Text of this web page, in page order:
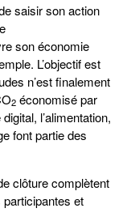
saisir son action
son économie
L’objectif est
n’est finalement
2 économisé par
l’alimentation,
font partie des
clôture complètent
et